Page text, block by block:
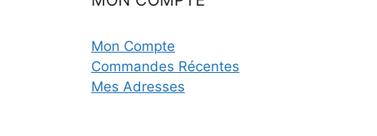
Mon Compte
Commandes Récentes
Mes Adresses